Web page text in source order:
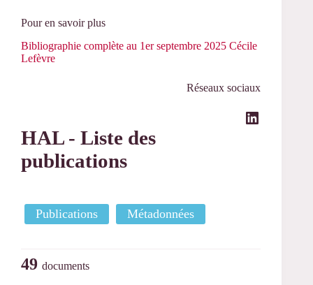
Pour en savoir plus
Bibliographie complète au 1er septembre 2025 Cécile
Lefèvre
Réseaux sociaux
LinkedIn
HAL - Liste des
publications
Publications Métadonnées
49 documents